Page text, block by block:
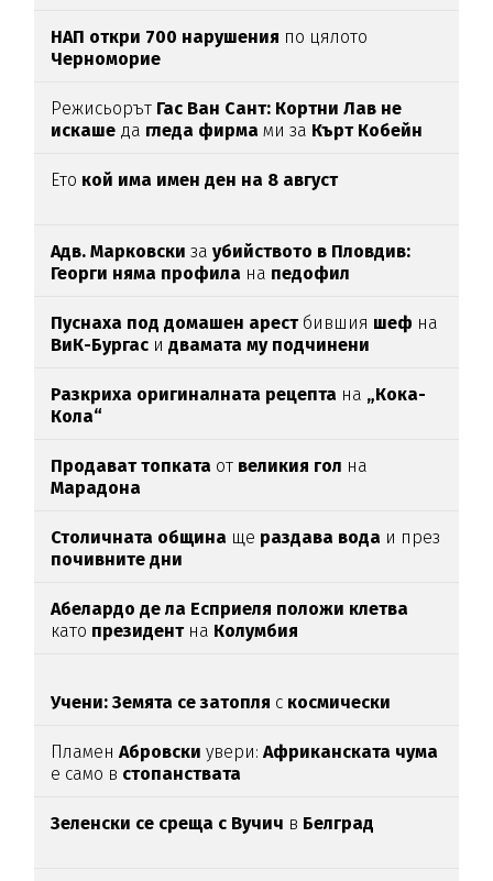
НАП откри 700 нарушения по цялото
Черноморие
Режисьорът Гас Ван Сант: Кортни Лав не
искаше да гледа фирма ми за Кърт Кобейн
Ето кой има имен ден на 8 август
Адв. Марковски заубийството в Пловдив:
Георги няма профила на педофил
Пуснаха под домашен арестбившия шеф на
ВиК-Бургас и двамата му подчинени
Разкриха оригиналната рецепта на „Кока-
Кола“
Продават топката от великия гол на
Марадона
Столичната община ще раздава вода и през
почивните дни
Абелардо де ла Есприеля положи клетва
като президент на Колумбия
Учени: Земята се затопля с космически
ПламенАбровски увери:Африканската чума
е само в стопанствата
Зеленски се среща с Вучич в Белград